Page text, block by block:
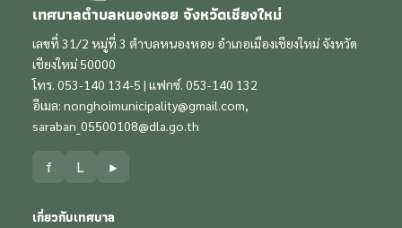
เทศบาลตำบลหนองหอย จังหวัดเชียงใหม่
เลขที่ 31/2 หมู่ที่ 3 ตำบลหนองหอย อำเภอเมืองเชียงใหม่ จังหวัด
เชียงใหม่ 50000
โทร. 053-140 134-5 | แฟกซ์. 053-140 132
อีเมล: nonghoimunicipality@gmail.com,
saraban_05500108@dla.go.th
f L ▶
เกี่ยวกับเทศบาล